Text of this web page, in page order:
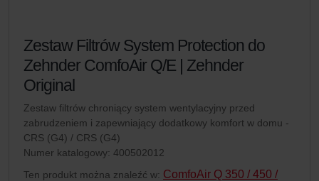
Zestaw Filtrów System Protection do
Zehnder ComfoAir Q/E | Zehnder
Original
Zestaw filtrów chroniący system wentylacyjny przed
zabrudzeniem i zapewniający dodatkowy komfort w domu -
CRS (G4) / CRS (G4)
Numer katalogowy: 400502012
Ten produkt można znaleźć w: ComfoAir Q 350 / 450 /